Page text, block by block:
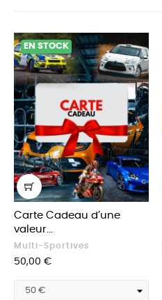
EN STOCK
Carte Cadeau d’une
valeur...
Multi-Sportives
Prix
50,00 €